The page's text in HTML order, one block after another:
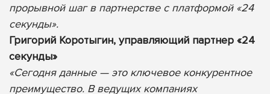
прорывной шаг в партнерстве с платформой «24
секунды».
Григорий Коротыгин, управляющий партнер «24
секунды»
«Сегодня данные — это ключевое конкурентное
преимущество. В ведущих компаниях